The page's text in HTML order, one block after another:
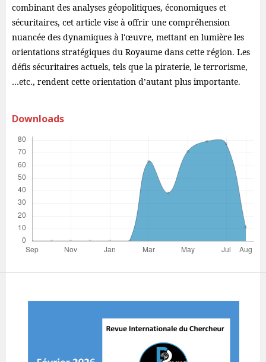
combinant des analyses géopolitiques, économiques et
sécuritaires, cet article vise à offrir une compréhension
nuancée des dynamiques à l'œuvre, mettant en lumière les
orientations stratégiques du Royaume dans cette région. Les
défis sécuritaires actuels, tels que la piraterie, le terrorisme,
…etc., rendent cette orientation d’autant plus importante.
Downloads